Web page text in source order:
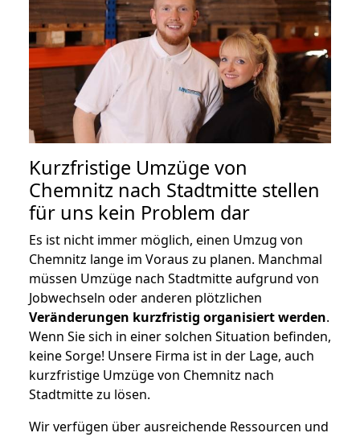
Kurzfristige Umzüge von
Chemnitz nach Stadtmitte stellen
für uns kein Problem dar
Es ist nicht immer möglich, einen Umzug von
Chemnitz lange im Voraus zu planen. Manchmal
müssen Umzüge nach Stadtmitte aufgrund von
Jobwechseln oder anderen plötzlichen
Veränderungen kurzfristig organisiert werden.
Wenn Sie sich in einer solchen Situation befinden,
keine Sorge! Unsere Firma ist in der Lage, auch
kurzfristige Umzüge von Chemnitz nach
Stadtmitte zu lösen.
Wir verfügen über ausreichende Ressourcen und